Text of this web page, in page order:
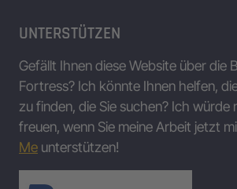
UNTERSTÜTZEN
Gefällt Ihnen diese Website über die
Fortress? Ich könnte Ihnen helfen,
zu finden, die Sie suchen? Ich würde
freuen, wenn Sie meine Arbeit jetzt
Me unterstützen!